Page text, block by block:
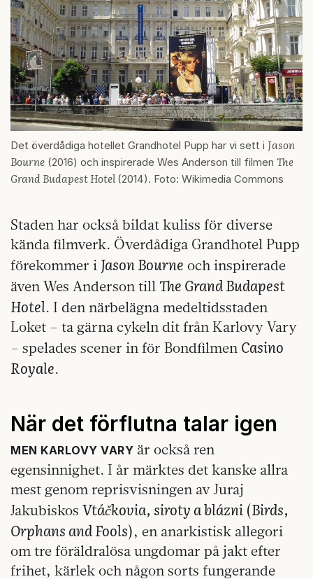
Det överdådiga hotellet Grandhotel Pupp har vi sett i Jason
Bourne (2016) och inspirerade Wes Anderson till filmen The
Grand Budapest Hotel (2014). Foto: Wikimedia Commons
Staden har också bildat kuliss för diverse
kända filmverk. Överdådiga Grandhotel Pupp
förekommer i Jason Bourne och inspirerade
även Wes Anderson till The Grand Budapest
Hotel. I den närbelägna medeltidsstaden
Loket – ta gärna cykeln dit från Karlovy Vary
– spelades scener in för Bondfilmen Casino
Royale.
När det förflutna talar igen
MEN KARLOVY VARY är också ren
egensinnighet. I år märktes det kanske allra
mest genom reprisvisningen av Juraj
Jakubiskos Vtáčkovia, siroty a blázni (Birds,
Orphans and Fools), en anarkistisk allegori
om tre föräldralösa ungdomar på jakt efter
frihet, kärlek och någon sorts fungerande